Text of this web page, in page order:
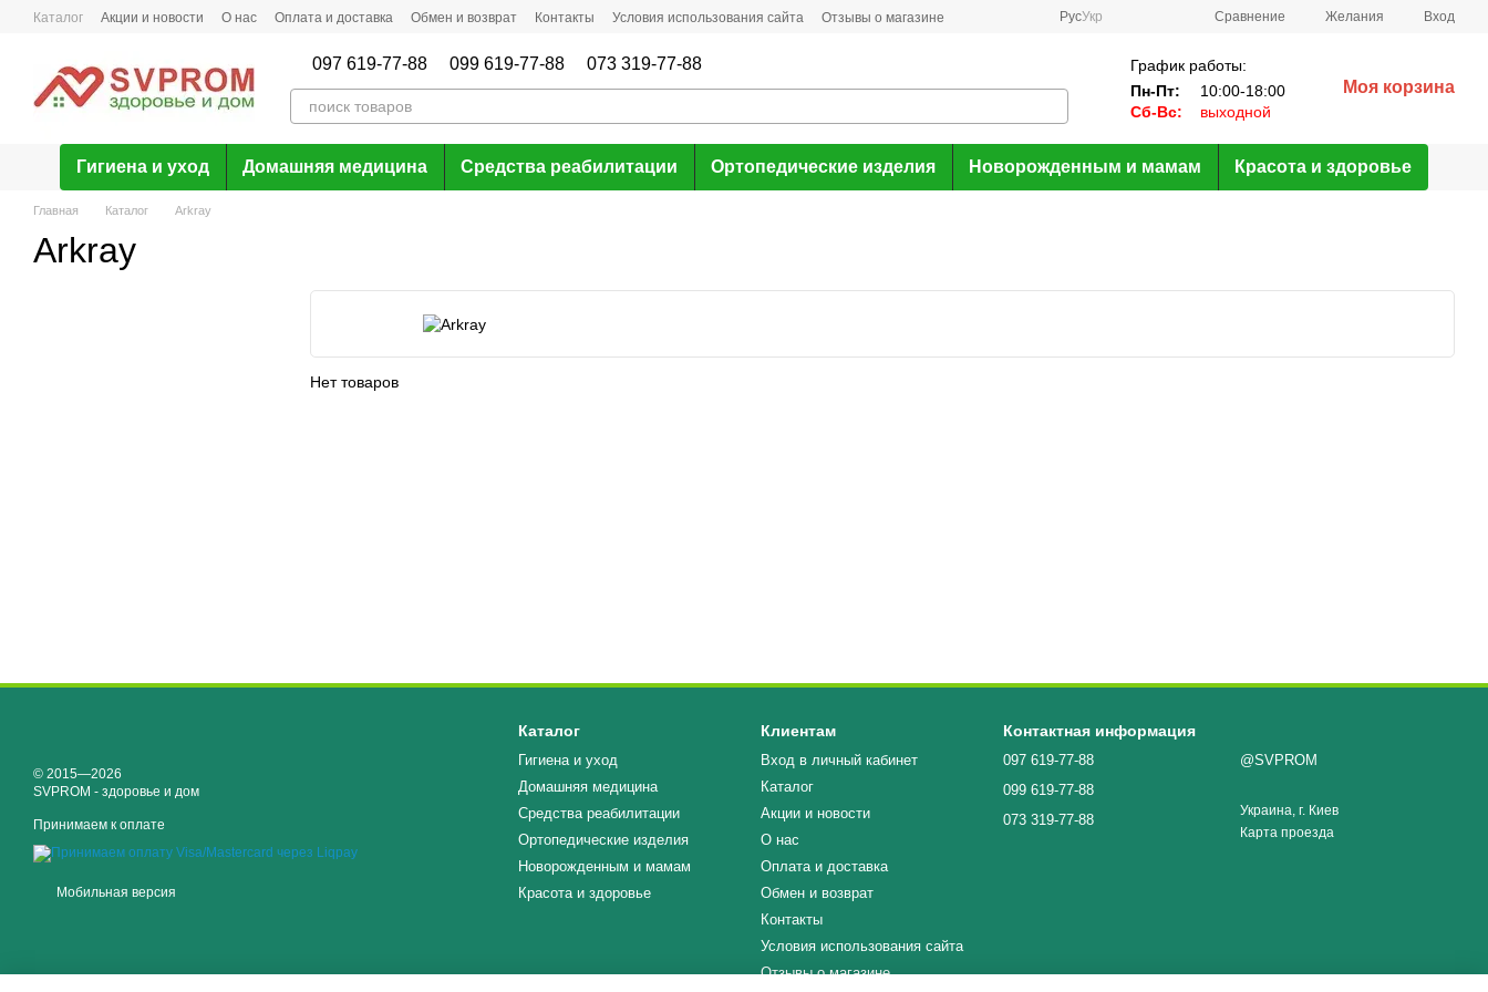
Перейти к основному контенту
Каталог Акции и новости О нас Оплата и доставка Обмен и возврат Контакты Условия использования сайта Отзывы о магазине РусУкр Сравнение Желания Вход
097 619-77-88 099 619-77-88 073 319-77-88
График работы:
Пн-Пт:
10:00-18:00
Сб-Вс:
выходной
Моя корзина
Гигиена и уход Домашняя медицина Средства реабилитации Ортопедические изделия Новорожденным и мамам Красота и здоровье
Главная Каталог Arkray
Arkray
Нет товаров
© 2015—2026
SVPROM - здоровье и дом
Принимаем к оплате
Мобильная версия
Каталог
Гигиена и уход
Домашняя медицина
Средства реабилитации
Ортопедические изделия
Новорожденным и мамам
Красота и здоровье
Клиентам
Вход в личный кабинет
Каталог
Акции и новости
О нас
Оплата и доставка
Обмен и возврат
Контакты
Условия использования сайта
Отзывы о магазине
Контактная информация
097 619-77-88
099 619-77-88
073 319-77-88
@SVPROM
Украина, г. Киев
Карта проезда